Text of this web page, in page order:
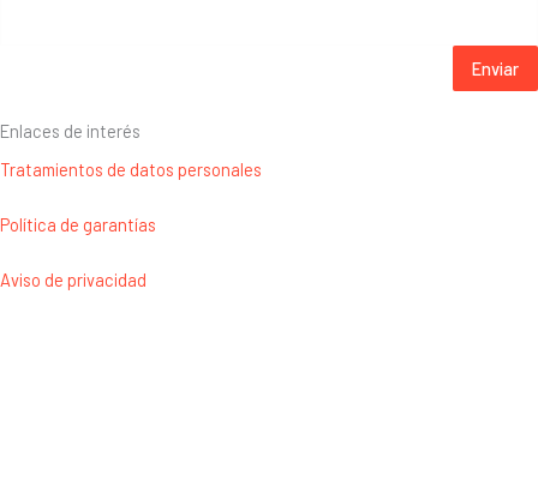
Enviar
Enlaces de interés
Tratamientos de datos personales
Política de garantías
Aviso de privacidad